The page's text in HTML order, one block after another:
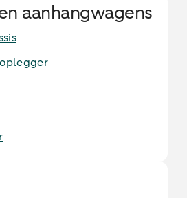
aanhangwagens